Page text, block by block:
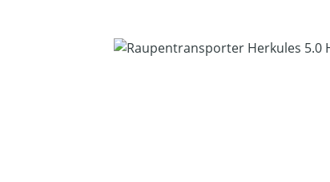
Bildergalerie überspringen